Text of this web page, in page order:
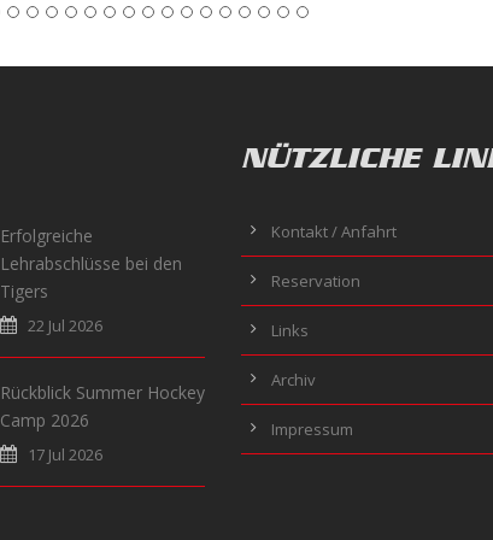
Erfolgreiche
Lehrabschlüsse bei den
Tigers
22 Jul 2026
Rückblick Summer Hockey
Camp 2026
17 Jul 2026
NÜTZLICHE
Kontakt / Anfahrt
Reservation
Links
Archiv
Impressum